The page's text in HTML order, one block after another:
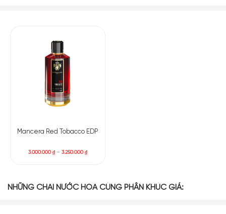
Bois Sikar mở ra bằng cảm giác cay ấm nhẹ từ nhục đậu khấu,
hòa cùng hương gỗ khô ráo, dẫn dắt khứu giác vào không
đầy khói với gỗ Guaiac và cây bồ đề cháy âm ỉ, tạo nên hiệu
Sikar thực sự khoác lên mình hình ảnh của một người đàn ông
Mancera Red Tobacco EDP
3.000.000₫– 3.250.000₫
NHỮNG CHAI NƯỚC HOA CÙNG PHÂN KHÚC GIÁ: